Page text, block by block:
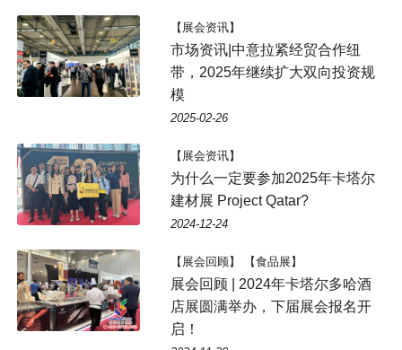
【展会资讯】
市场资讯|中意拉紧经贸合作纽
带，2025年继续扩大双向投资规
模
2025-02-26
【展会资讯】
为什么一定要参加2025年卡塔尔
建材展 Project Qatar?
2024-12-24
【展会回顾】 【食品展】
展会回顾 | 2024年卡塔尔多哈酒
店展圆满举办，下届展会报名开
启！